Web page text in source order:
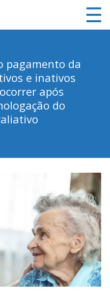
pagamento da
e inativos
após
do